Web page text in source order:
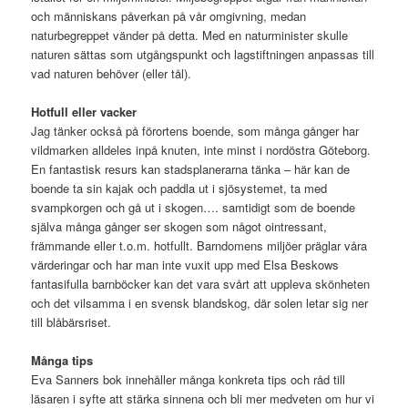
och människans påverkan på vår omgivning, medan
naturbegreppet vänder på detta. Med en naturminister skulle
naturen sättas som utgångspunkt och lagstiftningen anpassas till
vad naturen behöver (eller tål).
Hotfull eller vacker
Jag tänker också på förortens boende, som många gånger har
vildmarken alldeles inpå knuten, inte minst i nordöstra Göteborg.
En fantastisk resurs kan stadsplanerarna tänka – här kan de
boende ta sin kajak och paddla ut i sjösystemet, ta med
svampkorgen och gå ut i skogen…. samtidigt som de boende
själva många gånger ser skogen som något ointressant,
främmande eller t.o.m. hotfullt. Barndomens miljöer präglar våra
värderingar och har man inte vuxit upp med Elsa Beskows
fantasifulla barnböcker kan det vara svårt att uppleva skönheten
och det vilsamma i en svensk blandskog, där solen letar sig ner
till blåbärsriset.
Många tips
Eva Sanners bok innehåller många konkreta tips och råd till
läsaren i syfte att stärka sinnena och bli mer medveten om hur vi